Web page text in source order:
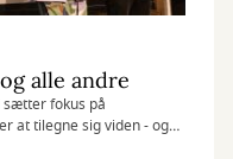
alle andre
fokus på
at tilegne sig viden - og